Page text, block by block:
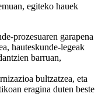
egiteko hauek
prozesuaren garapena
hauteskunde-legeak
barruan,
bultzatzea, eta
eragina duten beste